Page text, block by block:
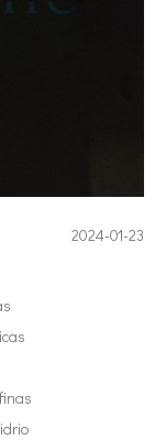
2024-01-23